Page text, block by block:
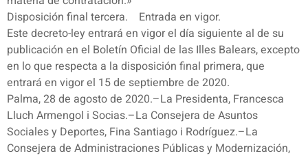
Disposición final tercera. Entrada en vigor.
Este decreto-ley entrará en vigor el día siguiente al de su
publicación en el Boletín Oficial de las Illes Balears, excepto
en lo que respecta a la disposición final primera, que
entrará en vigor el 15 de septiembre de 2020.
Palma, 28 de agosto de 2020.–La Presidenta, Francesca
Lluch Armengol i Socias.–La Consejera de Asuntos
Sociales y Deportes, Fina Santiago i Rodríguez.–La
Consejera de Administraciones Públicas y Modernización,